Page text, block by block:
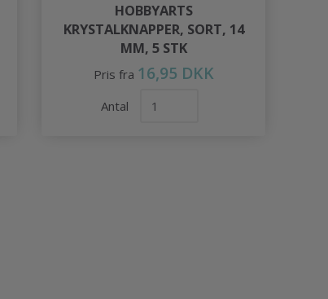
HOBBYARTS
KRYSTALKNAPPER, SORT, 14
MM, 5 STK
Pris fra 16,95 DKK
Antal